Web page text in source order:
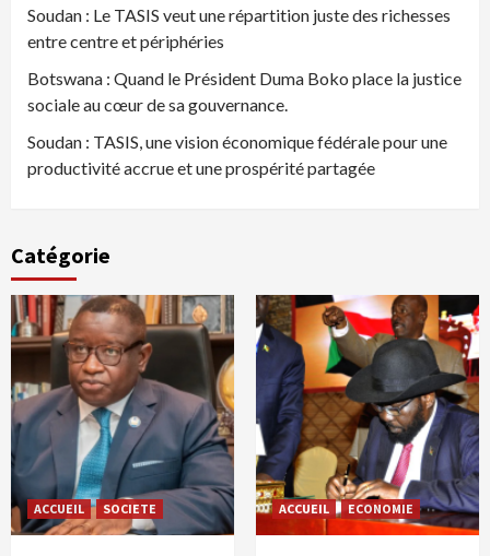
Soudan : Le TASIS veut une répartition juste des richesses
entre centre et périphéries
Botswana : Quand le Président Duma Boko place la justice
sociale au cœur de sa gouvernance.
Soudan : TASIS, une vision économique fédérale pour une
productivité accrue et une prospérité partagée
Catégorie
ACCUEIL SOCIETE ACCUEIL ECONOMIE